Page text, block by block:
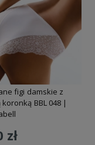
figi damskie z
BBL 048 |
zł